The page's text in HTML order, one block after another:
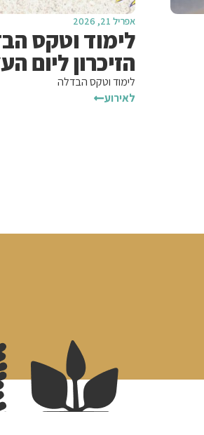
אפריל 21, 2026
לימוד וטקס
הזיכרון ליום
לימוד וטקס הבדלה
לאירוע